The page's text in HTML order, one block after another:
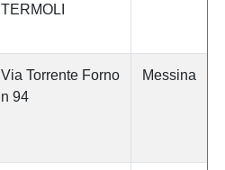
TERMOLI
Via Torrente Forno
n 94
Messina